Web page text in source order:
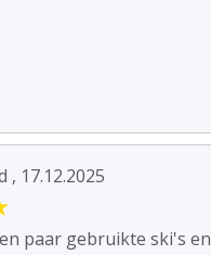
, 17.12.2025
paar gebruikte ski's en